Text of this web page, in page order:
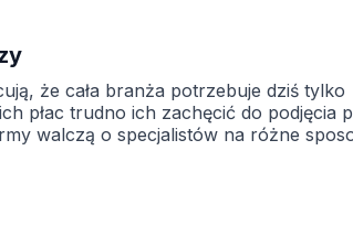
że cała branża potrzebuje dziś tylko
płac trudno ich zachęcić do podjęcia
walczą o specjalistów na różne
kolejne atrakcyjne benefity.